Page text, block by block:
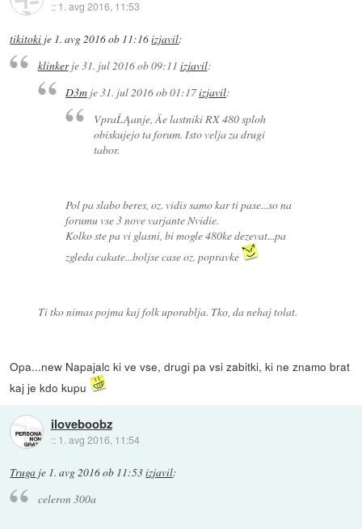
:: 1. avg 2016, 11:53
tikitoki je 1. avg 2016 ob 11:16izjavil:
klinkerje31. jul 2016 ob 09:11 izjavil:
D3m je31. jul 2016 ob 01:17izjavil:
VpraĹĄanje, Äe lastniki RX 480 sploh
obiskujejo ta forum. Isto velja za drugi
tabor.
Pol pa slabo beres, oz. vidis samo kar ti pase...so na
forumu vse 3 nove varjante Nvidie.
Kolko ste pa vi glasni, bi mogle 480ke dezevat...pa
zgleda cakate...boljse case oz. popravke
Ti tko nimas pojma kaj folk uporablja. Tko, da nehaj tolat.
Opa...new Napajalc ki ve vse, drugi pa vsi zabitki, ki ne znamo brat
kaj je kdo kupu
iloveboobz
:: 1. avg 2016, 11:54
Truga je 1. avg 2016 ob 11:53izjavil:
celeron 300a